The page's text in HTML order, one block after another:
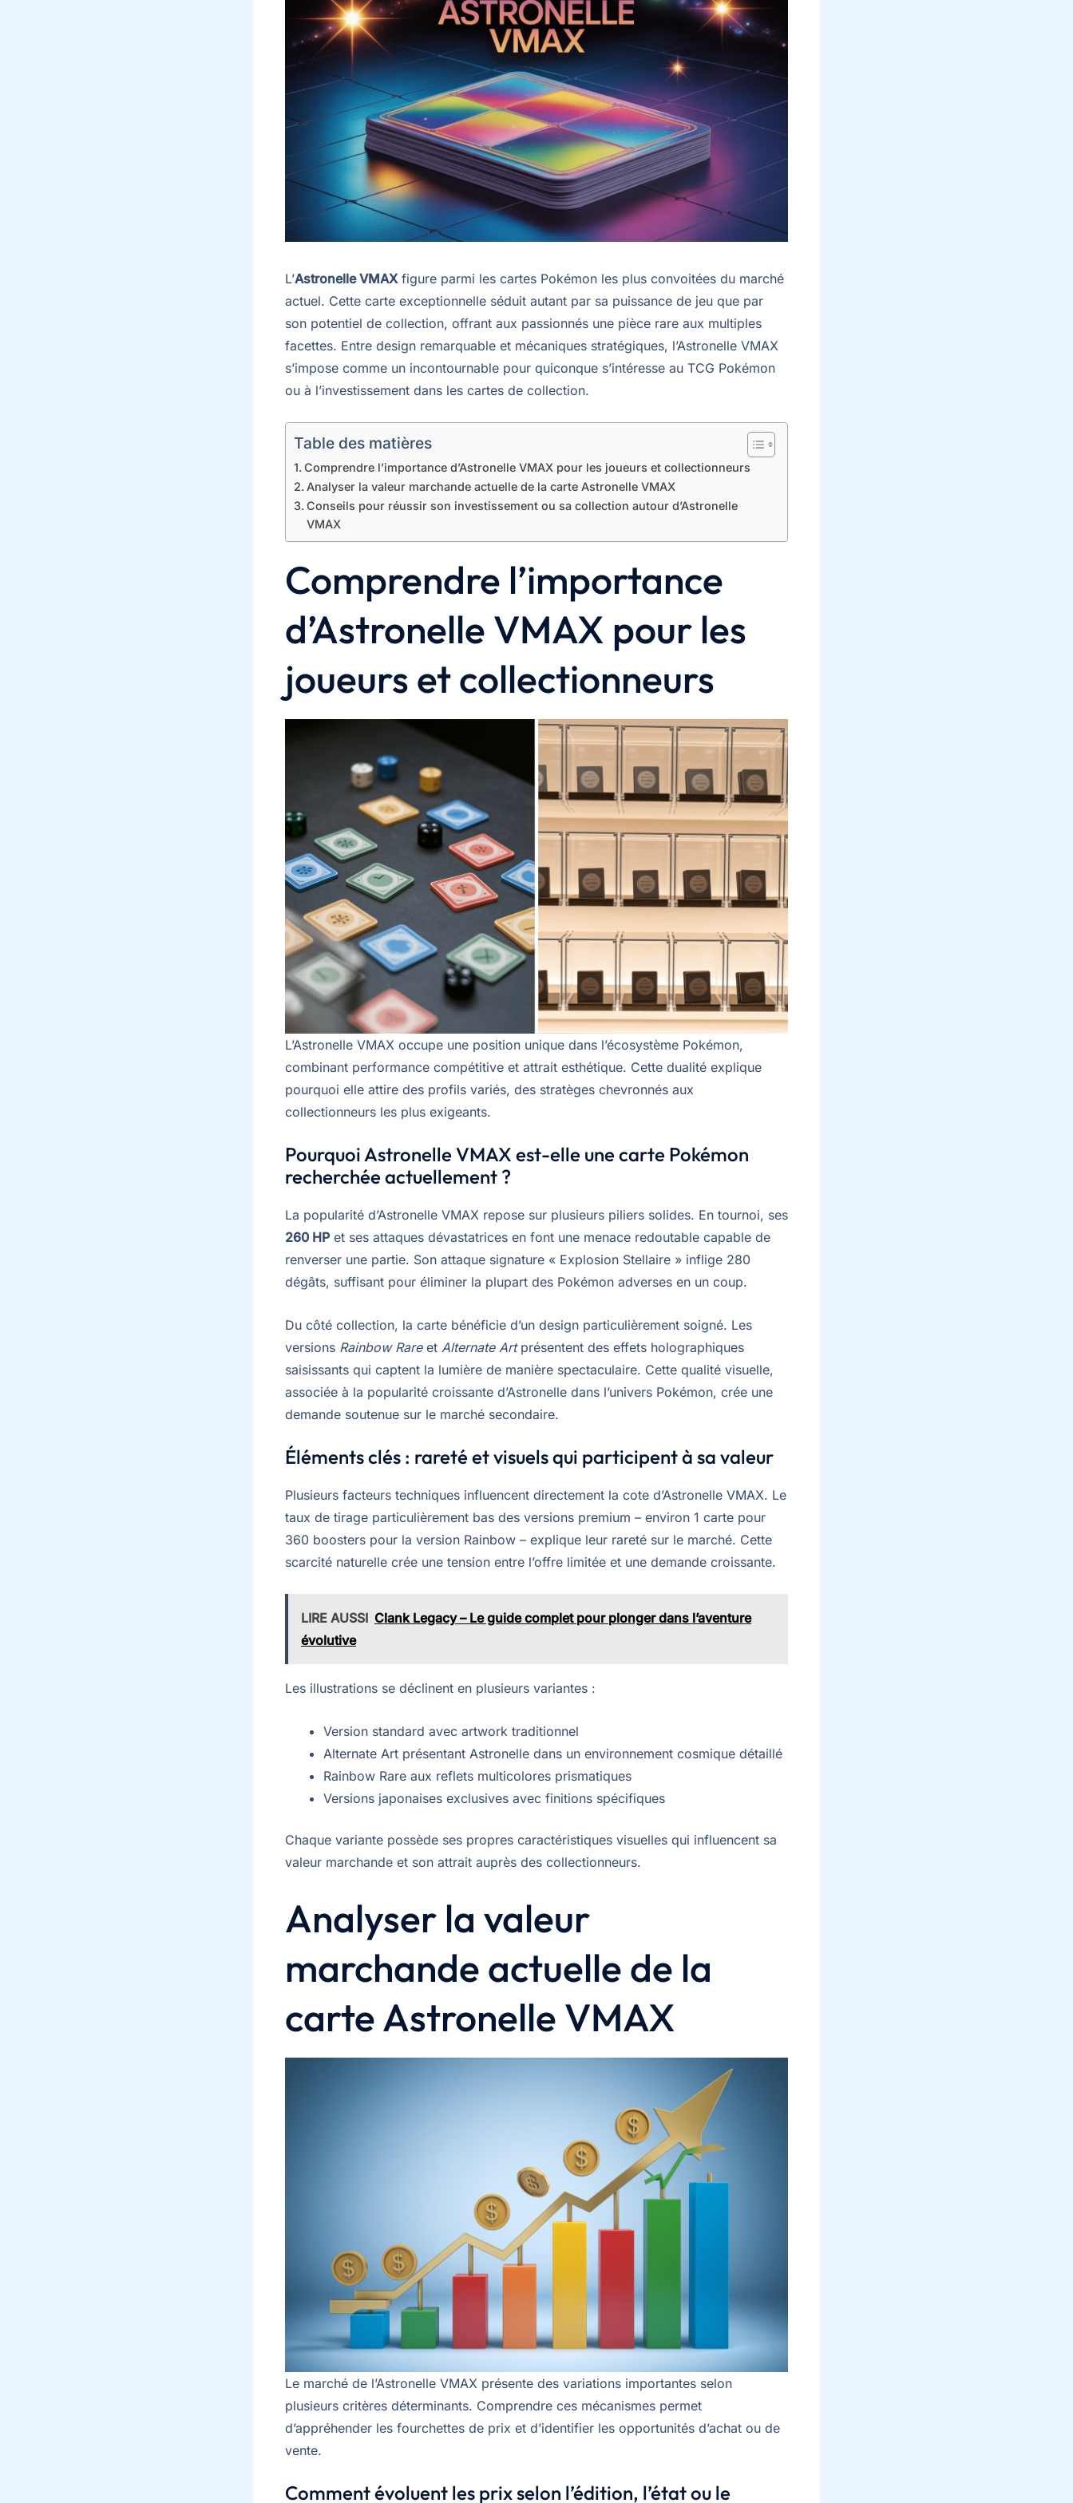
L’Astronelle VMAXfigure parmi les cartes Pokémon les plus convoitées du marché
actuel. Cette carte exceptionnelle séduit autant par sa puissance de jeu que par
son potentiel de collection, offrant aux passionnés une pièce rare aux multiples
facettes. Entre design remarquable et mécaniques stratégiques, l’Astronelle VMAX
s’impose comme un incontournable pour quiconque s’intéresse au TCG Pokémon
ou à l’investissement dans les cartes de collection.
Table des matières
Comprendre l’importance d’Astronelle VMAX pour les joueurs et collectionneurs
Analyser la valeur marchande actuelle de la carte Astronelle VMAX
Conseils pour réussir son investissement ou sa collection autour d’Astronelle
VMAX
Comprendre l’importance
d’Astronelle VMAX pour les
joueurs et collectionneurs
L’Astronelle VMAX occupe une position unique dans l’écosystème Pokémon,
combinant performance compétitive et attrait esthétique. Cette dualité explique
pourquoi elle attire des profils variés, des stratèges chevronnés aux
collectionneurs les plus exigeants.
Pourquoi Astronelle VMAX est-elle une carte Pokémon
recherchée actuellement ?
La popularité d’Astronelle VMAX repose sur plusieurs piliers solides. En tournoi, ses
260 HP et ses attaques dévastatrices en font une menace redoutable capable de
renverser une partie. Son attaque signature « Explosion Stellaire » inflige 280
dégâts, suffisant pour éliminer la plupart des Pokémon adverses en un coup.
Du côté collection, la carte bénéficie d’un design particulièrement soigné. Les
versions Rainbow Rareet Alternate Artprésentent des effets holographiques
saisissants qui captent la lumière de manière spectaculaire. Cette qualité visuelle,
associée à la popularité croissante d’Astronelle dans l’univers Pokémon, crée une
demande soutenue sur le marché secondaire.
Éléments clés : rareté et visuels qui participent à sa valeur
Plusieurs facteurs techniques influencent directement la cote d’Astronelle VMAX. Le
taux de tirage particulièrement bas des versions premium – environ 1 carte pour
360 boosters pour la version Rainbow – explique leur rareté sur le marché. Cette
scarcité naturelle crée une tension entre l’offre limitée et une demande croissante.
LIRE AUSSI Clank Legacy – Le guide complet pour plonger dans l’aventure
évolutive
Les illustrations se déclinent en plusieurs variantes :
Version standard avec artwork traditionnel
Alternate Art présentant Astronelle dans un environnement cosmique détaillé
Rainbow Rare aux reflets multicolores prismatiques
Versions japonaises exclusives avec finitions spécifiques
Chaque variante possède ses propres caractéristiques visuelles qui influencent sa
valeur marchande et son attrait auprès des collectionneurs.
Analyser la valeur
marchande actuelle de la
carte Astronelle VMAX
Le marché de l’Astronelle VMAX présente des variations importantes selon
plusieurs critères déterminants. Comprendre ces mécanismes permet
d’appréhender les fourchettes de prix et d’identifier les opportunités d’achat ou de
vente.
Comment évoluent les prix selon l’édition, l’état ou le